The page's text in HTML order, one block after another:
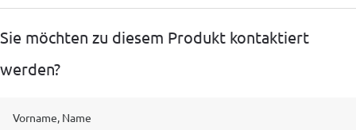
Sie möchten zu diesem Produkt kontaktiert
werden?